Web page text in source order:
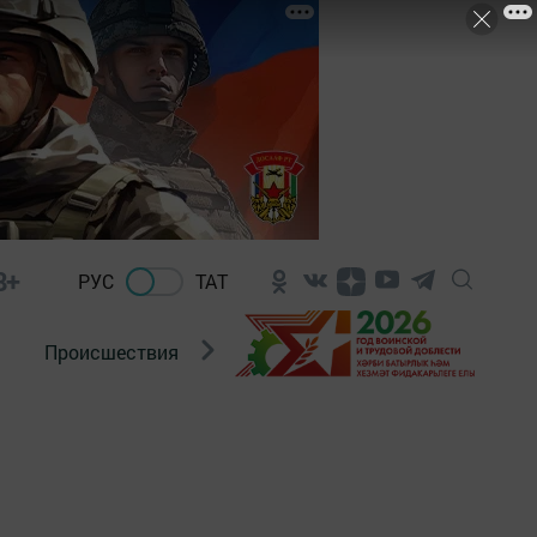
РУС ТАТ
Происшествия Новости Госавтоинспекции